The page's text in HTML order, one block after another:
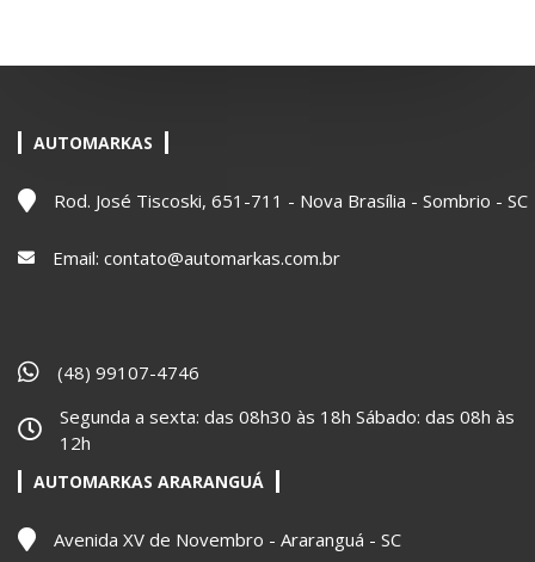
AUTOMARKAS
Rod. José Tiscoski, 651-711 - Nova Brasília - Sombrio - SC
Email: contato@automarkas.com.br
(48) 99107-4746
Segunda a sexta: das 08h30 às 18h Sábado: das 08h às
12h
AUTOMARKAS ARARANGUÁ
Avenida XV de Novembro - Araranguá - SC